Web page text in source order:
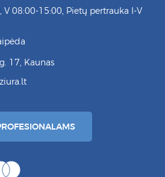
V 08:00-15:00, Pietų pertrauka I-V
17, Kaunas